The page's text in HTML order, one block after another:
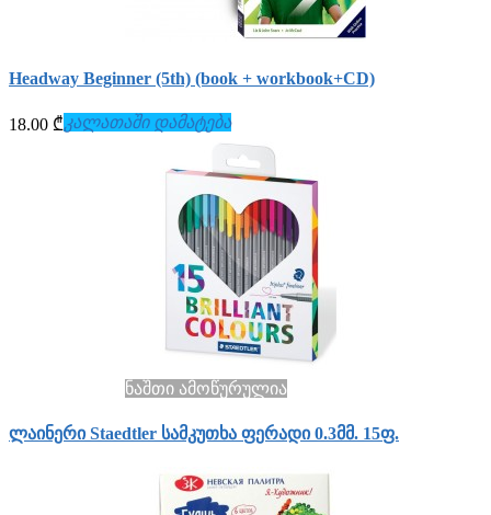
Headway Beginner (5th) (book + workbook+СD)
18.00 ₾კალათაში დამატება
ნაშთი ამოწურულია
ლაინერი Staedtler სამკუთხა ფერადი 0.3მმ. 15ფ.